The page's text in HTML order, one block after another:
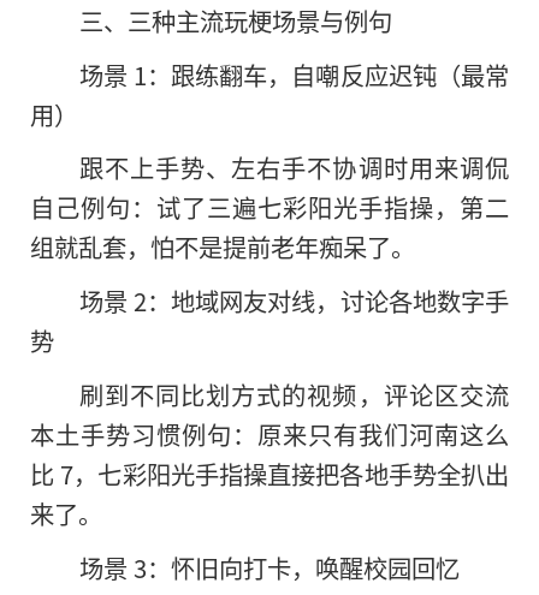
三、三种主流玩梗场景与例句
场景 1：跟练翻车，自嘲反应迟钝（最常
用）
跟不上手势、左右手不协调时用来调侃
自己例句：试了三遍七彩阳光手指操，第二
组就乱套，怕不是提前老年痴呆了。
场景 2：地域网友对线，讨论各地数字手
势
刷到不同比划方式的视频，评论区交流
本土手势习惯例句：原来只有我们河南这么
比 7，七彩阳光手指操直接把各地手势全扒出
来了。
场景 3：怀旧向打卡，唤醒校园回忆